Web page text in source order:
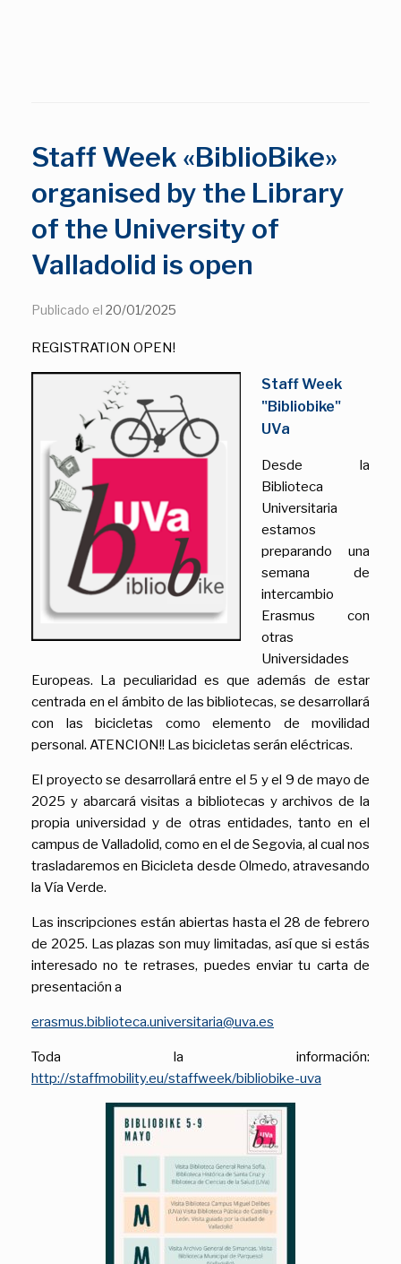
Staff Week «BiblioBike»
organised by the Library
of the University of
Valladolid is open
Publicado el 20/01/2025
REGISTRATION OPEN!
Staff Week
"Bibliobike"
UVa
Desde la
Biblioteca
Universitaria
estamos
preparando una
semana de
intercambio
Erasmus con
otras
Universidades
Europeas. La peculiaridad es que además de estar
centrada en el ámbito de las bibliotecas, se desarrollará
con las bicicletas como elemento de movilidad
personal. ATENCION!! Las bicicletas serán eléctricas.
El proyecto se desarrollará entre el 5 y el 9 de mayo de
2025 y abarcará visitas a bibliotecas y archivos de la
propia universidad y de otras entidades, tanto en el
campus de Valladolid, como en el de Segovia, al cual nos
trasladaremos en Bicicleta desde Olmedo, atravesando
la Vía Verde.
Las inscripciones están abiertas hasta el 28 de febrero
de 2025. Las plazas son muy limitadas, así que si estás
interesado no te retrases, puedes enviar tu carta de
presentación a
erasmus.biblioteca.universitaria@uva.es
Toda la información:
http://staffmobility.eu/staffweek/bibliobike-uva